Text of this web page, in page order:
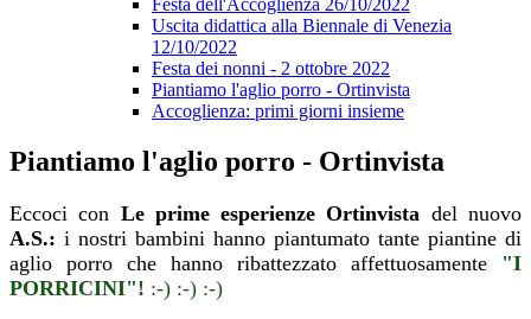
Festa dell'Accoglienza 26/10/2022
Uscita didattica alla Biennale di Venezia
12/10/2022
Festa dei nonni - 2 ottobre 2022
Piantiamo l'aglio porro - Ortinvista
Accoglienza: primi giorni insieme
Piantiamo l'aglio porro - Ortinvista
Eccoci con Le prime esperienze Ortinvista del nuovo
A.S.: i nostri bambini hanno piantumato tante piantine di
aglio porro che hanno ribattezzato affettuosamente "I
PORRICINI"! :-) :-) :-)